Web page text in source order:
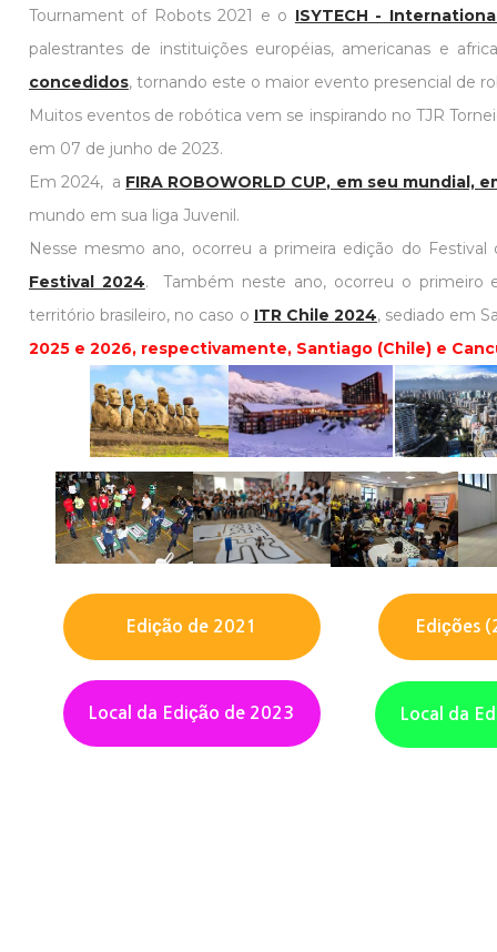
Tournament of Robots 2021 e o ISYTECH -
palestrantes de instituições européias, americanas e
concedidos, tornando este o maior evento presencial de
Muitos eventos de robótica vem se inspirando no TJR
em 07 de junho de 2023.
Em 2024, a FIRA ROBOWORLD CUP, em seu
mundo em sua liga Juvenil.
Nesse mesmo ano, ocorreu a primeira edição do
Festival 2024. Também neste ano, ocorreu o primeiro
território brasileiro, no caso o ITR Chile 2024, sediado em
2025 e 2026, respectivamente, Santiago (Chile) e
Edições
Edição de 2021
Local da
Local da Edição de 2023